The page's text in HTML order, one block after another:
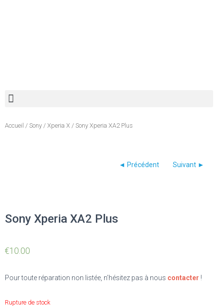
Accueil / Sony / Xperia X / Sony Xperia XA2 Plus
Sony Xperia XA2 Plus
€10.00
Pour toute réparation non listée, n’hésitez pas à nous contacter !
Rupture de stock